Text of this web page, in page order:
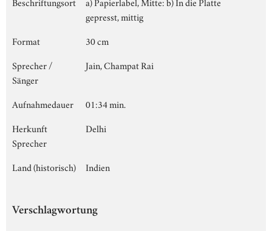
gepresst, mittig
Format
30 cm
Sprecher /
Sänger
Jain, Champat Rai
Aufnahmedauer
01:34 min.
Herkunft
Sprecher
Delhi
Land (historisch) Indien
Verschlagwortung